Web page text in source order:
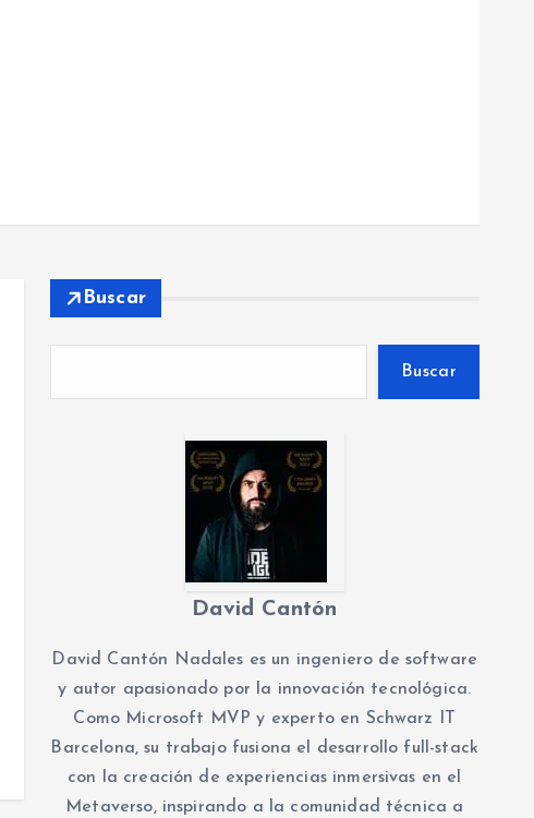
Buscar
Buscar
David Cantón
David Cantón Nadales es un ingeniero de software
y autor apasionado por la innovación tecnológica.
Como Microsoft MVP y experto en Schwarz IT
Barcelona, su trabajo fusiona el desarrollo full-stack
con la creación de experiencias inmersivas en el
Metaverso, inspirando a la comunidad técnica a